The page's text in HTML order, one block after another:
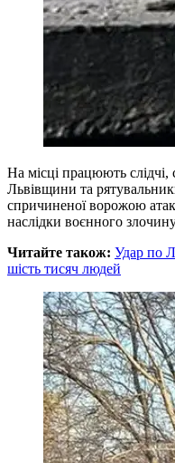
На місці працюють слідчі,
Львівщини та
спричиненої ворожою
наслідки воєнного
Читайте також: Удар по
шість тисяч людей